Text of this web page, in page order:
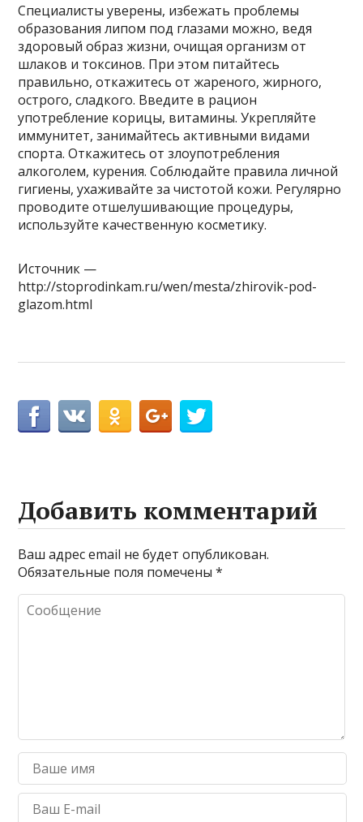
Специалисты уверены, избежать проблемы
образования липом под глазами можно, ведя
здоровый образ жизни, очищая организм от
шлаков и токсинов. При этом питайтесь
правильно, откажитесь от жареного, жирного,
острого, сладкого. Введите в рацион
употребление корицы, витамины. Укрепляйте
иммунитет, занимайтесь активными видами
спорта. Откажитесь от злоупотребления
алкоголем, курения. Соблюдайте правила личной
гигиены, ухаживайте за чистотой кожи. Регулярно
проводите отшелушивающие процедуры,
используйте качественную косметику.
Источник —
http://stoprodinkam.ru/wen/mesta/zhirovik-pod-
glazom.html
Добавить комментарий
Ваш адрес email не будет опубликован.
Обязательные поля помечены*